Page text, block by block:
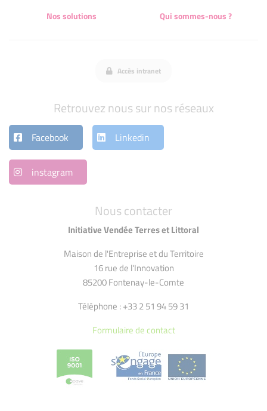
Nous contacter
Initiative Vendée Terres et Littoral
Maison de l'Entreprise et du Territoire
16 rue de l'Innovation
85200 Fontenay-le-Comte
Téléphone : +33 2 51 94 59 31
Formulaire de contact
Nos solutions
Qui sommes-nous ?
Accès intranet
Retrouvez nous sur nos réseaux
Facebook Linkedin
instagram